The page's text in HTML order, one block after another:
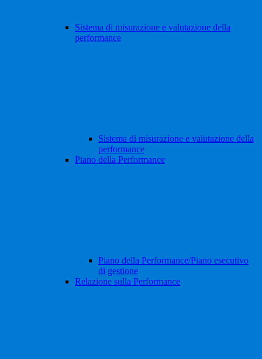
Sistema di misurazione e valutazione della
performance
Sistema di misurazione e valutazione della
performance
Piano della Performance
Piano della Performance/Piano esecutivo
di gestione
Relazione sulla Performance